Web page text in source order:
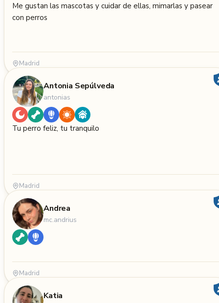
Me gustan las mascotas y cuidar de ellas, mimarlas y pasear
con perros
Madrid
Antonia Sepúlveda
antonias
Tu perro feliz, tu tranquilo
Madrid
Andrea
mc.andrius
Madrid
Katia